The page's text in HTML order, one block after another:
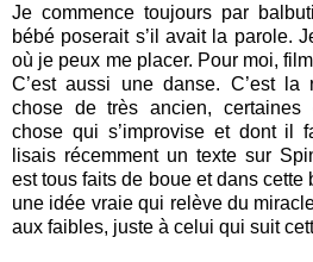
Je commence toujours par
bébé poserait s’il avait la parole.
où je peux me placer. Pour moi,
C’est aussi une danse. C’est la
chose de très ancien, certaines
chose qui s’improvise et dont il
lisais récemment un texte sur
est tous faits de boue et dans
une idée vraie qui relève du
aux faibles, juste à celui qui suit